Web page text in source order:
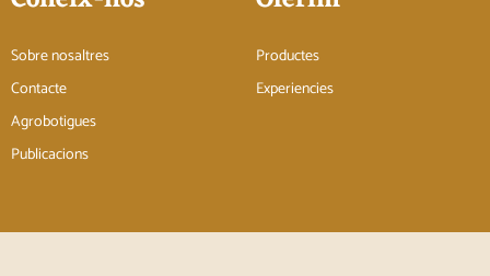
Sobre nosaltres
Contacte
Agrobotigues
Publicacions
Productes
Experiencies